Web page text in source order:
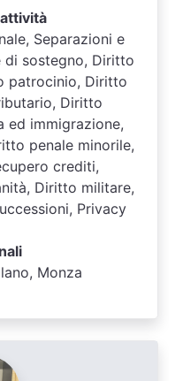
Separazioni e
di sostegno, Diritto
patrocinio, Diritto
Diritto
ed immigrazione,
penale minorile,
crediti,
Diritto militare,
Privacy
Monza